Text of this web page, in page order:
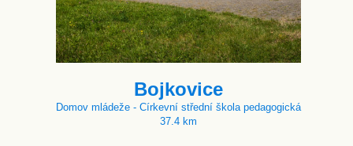
Bojkovice
Domov mládeže - Církevní střední škola pedagogická
37.4 km